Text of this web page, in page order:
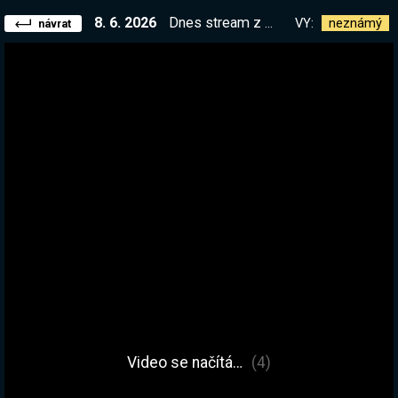
návrat 8. 6. 2026 Dnes stream z motokár! Kolik pohmožděných žeber bude dnes? ⚔️ KitKat vs Česká Spořitelna #GP26 #ad VY: neznámý
Video se načítá… (4)